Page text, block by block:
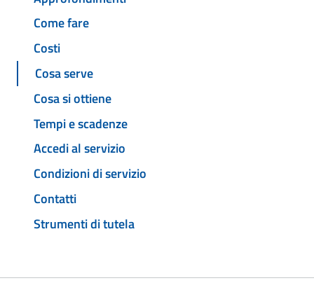
Come fare
Costi
Cosa serve
Cosa si ottiene
Tempi e scadenze
Accedi al servizio
Condizioni di servizio
Contatti
Strumenti di tutela